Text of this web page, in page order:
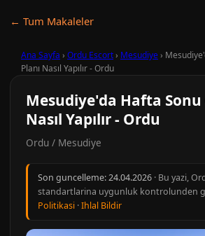
← Tum Makaleler
Ana Sayfa › Ordu Escort› Mesudiye›
Planı Nasıl Yapılır - Ordu
Mesudiye'da Hafta Sonu
Nasıl Yapılır - Ordu
Ordu / Mesudiye
Son guncelleme:24.04.2026 · Bu yazi,
standartlarina uygunluk kontrolunden
Politikasi ·Ihlal Bildir